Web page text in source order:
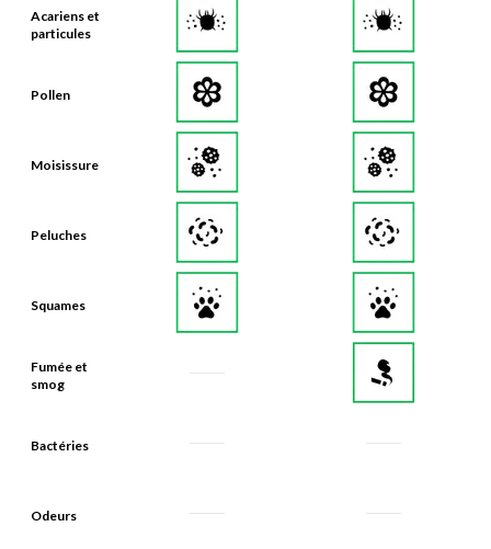
Acariens et
particules
Pollen
Moisissure
Peluches
Squames
Fumée et
smog
Bactéries
Odeurs